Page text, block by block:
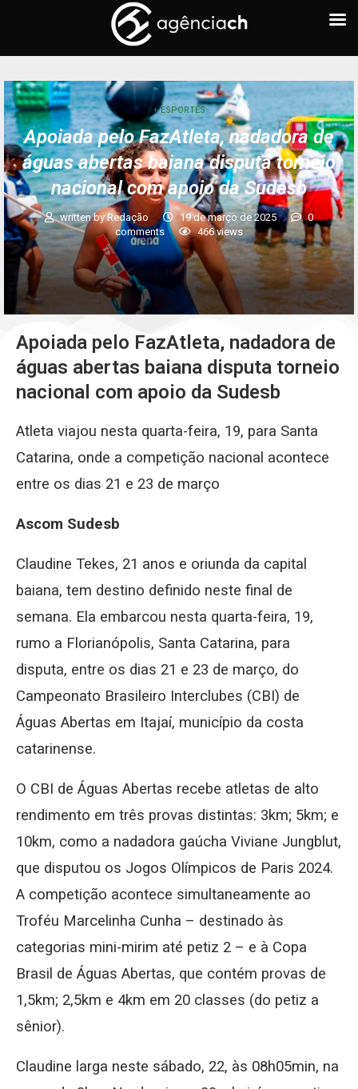
+ ESPORTES
Apoiada pelo FazAtleta, nadadora de
águas abertas baiana disputa torneio
nacional com apoio da Sudesb
written byRedação 19 de março de 2025
0
comments
466views
Apoiada pelo FazAtleta, nadadora de
águas abertas baiana disputa torneio
nacional com apoio da Sudesb
Atleta viajou nesta quarta-feira, 19, para Santa
Catarina, onde a competição nacional acontece
entre os dias 21 e 23 de março
Ascom Sudesb
Claudine Tekes, 21 anos e oriunda da capital
baiana, tem destino definido neste final de
semana. Ela embarcou nesta quarta-feira, 19,
rumo a Florianópolis, Santa Catarina, para
disputa, entre os dias 21 e 23 de março, do
Campeonato Brasileiro Interclubes (CBI) de
Águas Abertas em Itajaí, município da costa
catarinense.
O CBI de Águas Abertas recebe atletas de alto
rendimento em três provas distintas: 3km; 5km; e
10km, como a nadadora gaúcha Viviane Jungblut,
que disputou os Jogos Olímpicos de Paris 2024.
A competição acontece simultaneamente ao
Troféu Marcelinha Cunha – destinado às
categorias mini-mirim até petiz 2 – e à Copa
Brasil de Águas Abertas, que contém provas de
1,5km; 2,5km e 4km em 20 classes (do petiz a
sênior).
Claudine larga neste sábado, 22, às 08h05min, na